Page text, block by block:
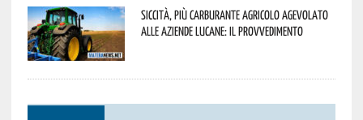
Siccità, più carburante agricolo agevolato
alle aziende lucane: il provvedimento